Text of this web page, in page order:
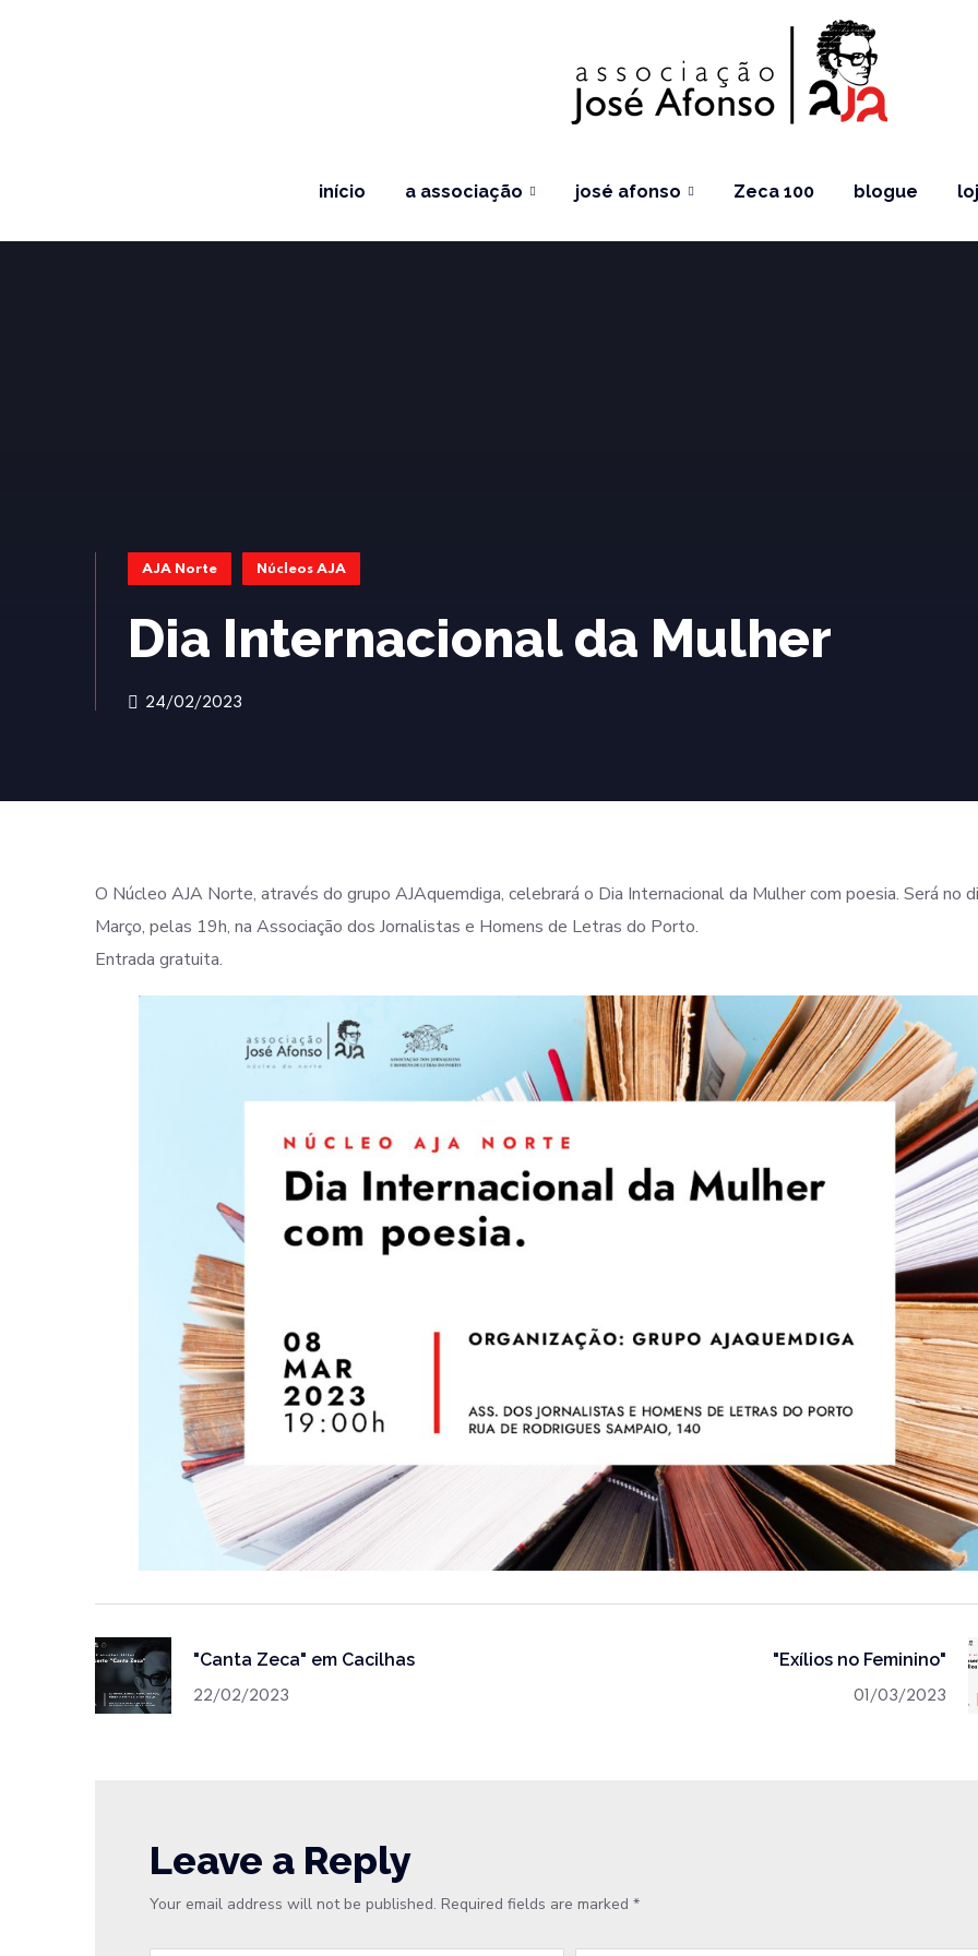
início a associação josé afonso Zeca 100 blogue
AJA Norte Núcleos AJA
Dia Internacional da Mulher
24/02/2023
O Núcleo AJA Norte, através do grupo AJAquemdiga, celebrará o Dia Internacional da Mulher com poesia. Será no
Março, pelas 19h, na Associação dos Jornalistas e Homens de Letras do Porto.
Entrada gratuita.
"Canta Zeca" em Cacilhas
22/02/2023
"Exílios no Feminino"
01/03/2023
Leave a Reply
Your email address will not be published. Required fields are marked *